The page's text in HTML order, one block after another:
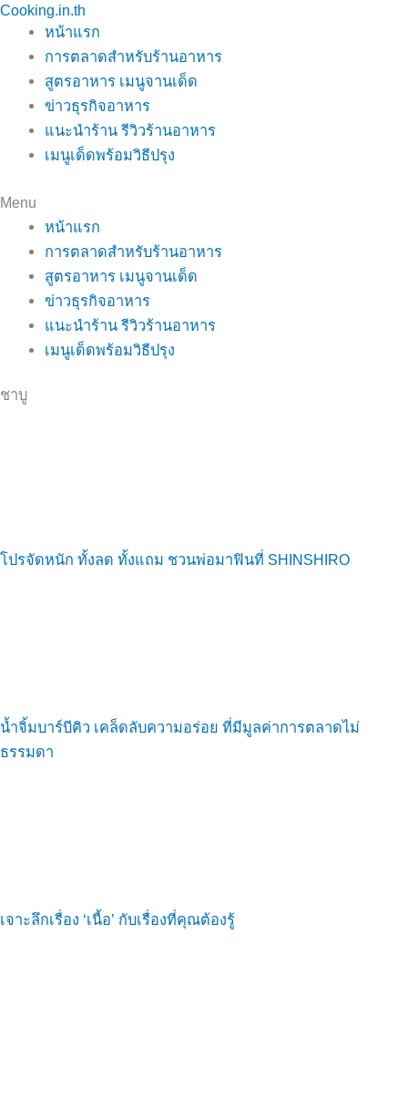
Skip
content
Cooking.in.th
หน้าแรก
การตลาดสำหรับร้านอาหาร
สูตรอาหาร เมนูจานเด็ด
ข่าวธุรกิจอาหาร
แนะนำร้าน รีวิวร้านอาหาร
เมนูเด็ดพร้อมวิธีปรุง
Menu
หน้าแรก
การตลาดสำหรับร้านอาหาร
สูตรอาหาร เมนูจานเด็ด
ข่าวธุรกิจอาหาร
แนะนำร้าน รีวิวร้านอาหาร
เมนูเด็ดพร้อมวิธีปรุง
ชาบู
โปรจัดหนัก ทั้งลด ทั้งแถม ชวนพ่อมาฟินที่ SHINSHIRO
น้ำจิ้มบาร์บีคิว เคล็ดลับความอร่อย ที่มีมูลค่าการตลาดไม่
ธรรมดา
เจาะลึกเรื่อง ‘เนื้อ’ กับเรื่องที่คุณต้องรู้